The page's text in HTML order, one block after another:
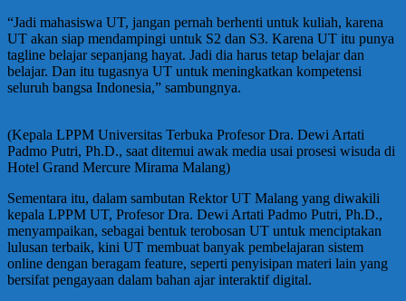
“Jadi mahasiswa UT, jangan pernah berhenti untuk kuliah, karena
UT akan siap mendampingi untuk S2 dan S3. Karena UT itu punya
tagline belajar sepanjang hayat. Jadi dia harus tetap belajar dan
belajar. Dan itu tugasnya UT untuk meningkatkan kompetensi
seluruh bangsa Indonesia,” sambungnya.
(Kepala LPPM Universitas Terbuka Profesor Dra. Dewi Artati
Padmo Putri, Ph.D., saat ditemui awak media usai prosesi wisuda di
Hotel Grand Mercure Mirama Malang)
Sementara itu, dalam sambutan Rektor UT Malang yang diwakili
kepala LPPM UT, Profesor Dra. Dewi Artati Padmo Putri, Ph.D.,
menyampaikan, sebagai bentuk terobosan UT untuk menciptakan
lulusan terbaik, kini UT membuat banyak pembelajaran sistem
online dengan beragam feature, seperti penyisipan materi lain yang
bersifat pengayaan dalam bahan ajar interaktif digital.